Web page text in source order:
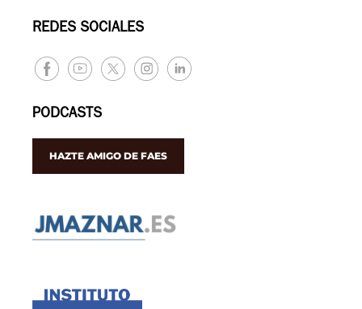
REDES SOCIALES
PODCASTS
HAZTE AMIGO DE FAES